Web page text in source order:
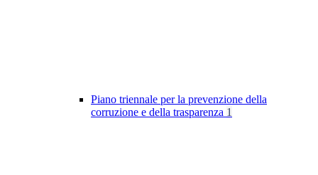
Piano triennale per la prevenzione della
corruzione e della trasparenza 1